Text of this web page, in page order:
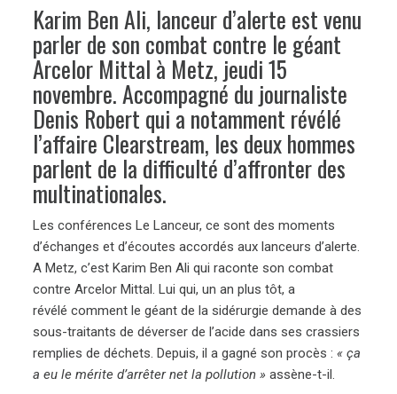
Karim Ben Ali, lanceur d’alerte est venu
parler de son combat contre le géant
Arcelor Mittal à Metz, jeudi 15
novembre. Accompagné du journaliste
Denis Robert qui a notamment révélé
l’affaire Clearstream, les deux hommes
parlent de la difficulté d’affronter des
multinationales.
Les conférences Le Lanceur, ce sont des moments
d’échanges et d’écoutes accordés aux lanceurs d’alerte.
A Metz, c’est Karim Ben Ali qui raconte son combat
contre Arcelor Mittal. Lui qui, un an plus tôt, a
révélé comment le géant de la sidérurgie demande à des
sous-traitants de déverser de l’acide dans ses crassiers
remplies de déchets. Depuis, il a gagné son procès :« ça
a eu le mérite d’arrêter net la pollution » assène-t-il.